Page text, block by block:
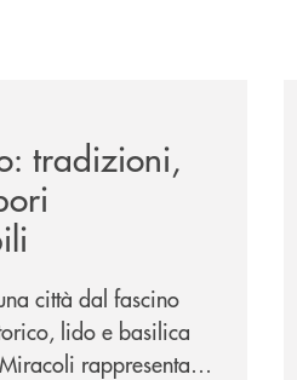
tradizioni,
città dal fascino
lido e basilica
rappresentano